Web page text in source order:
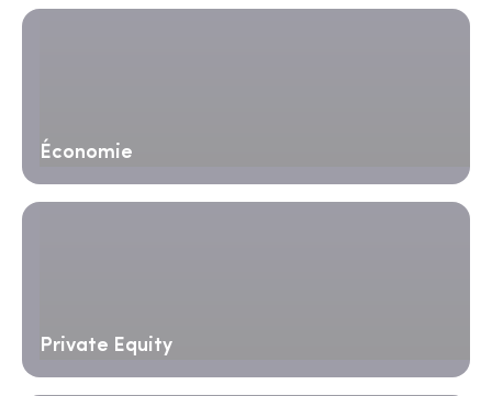
Économie
Private Equity